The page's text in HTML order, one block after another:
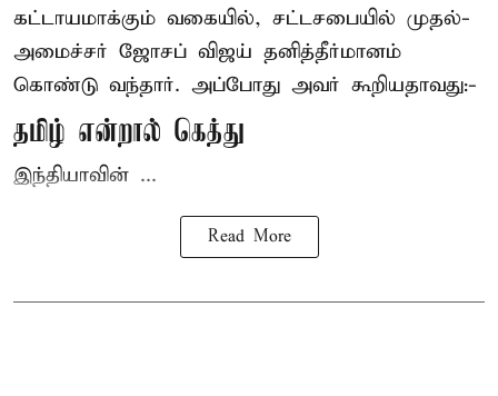
கட்டாயமாக்கும் வகையில், சட்டசபையில் முதல்-
அமைச்சர் ஜோசப் விஜய் தனித்தீர்மானம்
கொண்டு வந்தார். அப்போது அவர் கூறியதாவது:-
தமிழ் என்றால் கெத்து
இந்தியாவின் ...
Read More